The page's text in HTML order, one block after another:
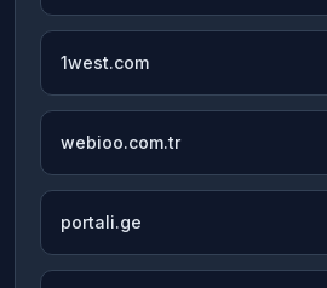
1west.com
webioo.com.tr
portali.ge